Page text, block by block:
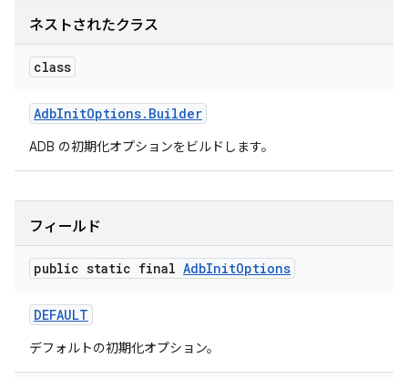
ネストされたクラス
class
AdbInitOptions. Builder
ADB の初期化オプションをビルドします。
フィールド
public static final AdbInitOptions
DEFAULT
デフォルトの初期化オプション。